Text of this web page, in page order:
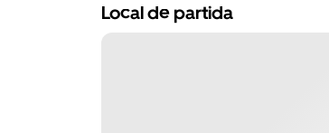
Local de partida